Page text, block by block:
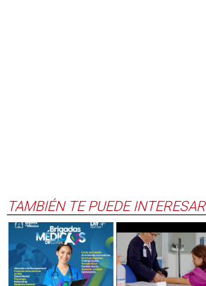
TAMBIÉN TE PUEDE INTERESAR